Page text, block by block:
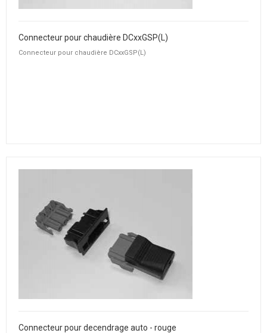
Connecteur pour chaudière DCxxGSP(L)
Connecteur pour chaudière DCxxGSP(L)
Connecteur pour decendrage auto - rouge